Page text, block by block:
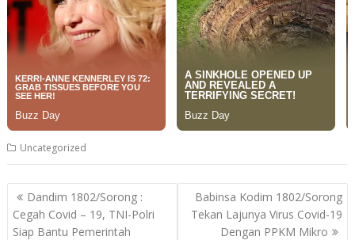
Uncategorized
Post
navigation
Dandim 1802/Sorong :
Cegah Covid – 19, TNI-Polri
Siap Bantu Pemerintah
Babinsa Kodim 1802/Sorong
Tekan Lajunya Virus Covid-19
Dengan PPKM Mikro